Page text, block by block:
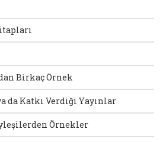
Birkaç Örnek
da Katkı Verdiği Yayınlar
Örnekler